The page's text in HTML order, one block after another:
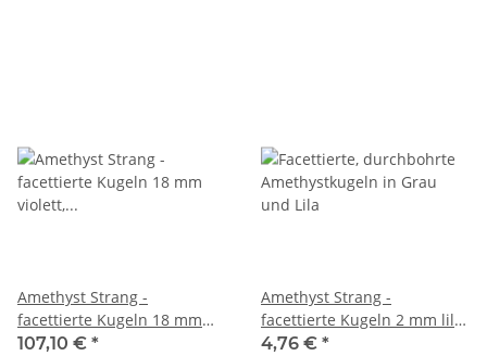
Amethyst Strang -
facettierte Kugeln 18 mm
violett, Länge 38,5 cm /1694
107,10 € *
Amethyst Strang -
facettierte Kugeln 2 mm lila
grau, Länge 38,5 cm /7633
4,76 € *